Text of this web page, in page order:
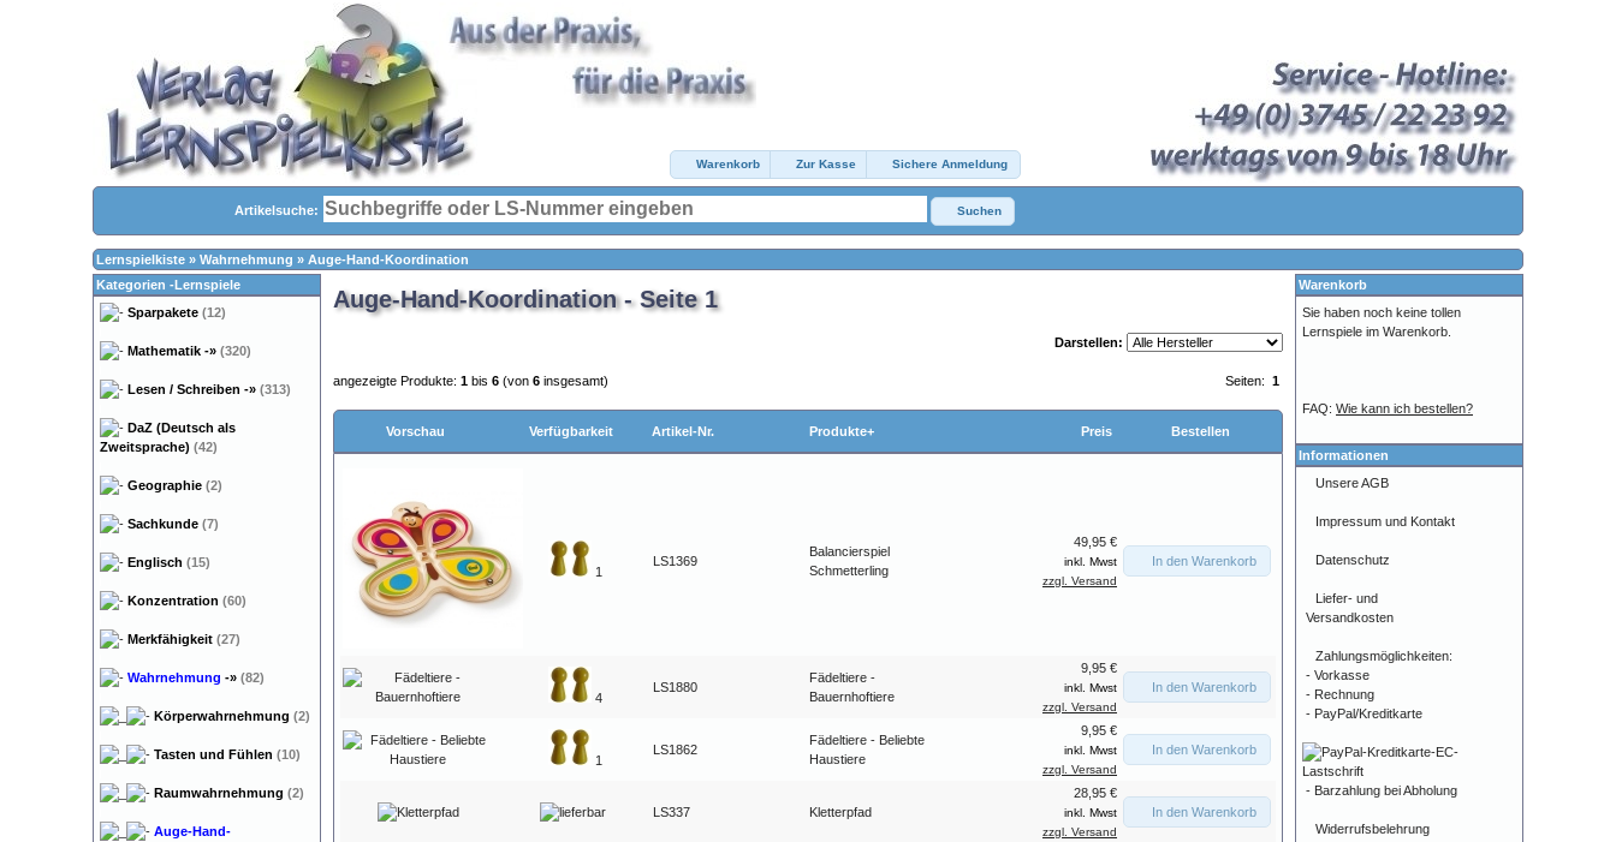
Warenkorb Zur Kasse Sichere Anmeldung
Artikelsuche: Suchen
Lernspielkiste » Wahrnehmung » Auge-Hand-Koordination
Auge-Hand-Koordination - Seite 1
Darstellen:
Seiten: 1
angezeigte Produkte: 1 bis 6 (von 6 insgesamt)
Vorschau Verfügbarkeit Artikel-Nr. Produkte+ Preis Bestellen
1
LS1369
Balancierspiel
Schmetterling
49,95 €
inkl. Mwst
zzgl. Versand
In den Warenkorb
4
LS1880
Fädeltiere -
Bauernhoftiere
9,95 €
inkl. Mwst
zzgl. Versand
In den Warenkorb
1
LS1862
Fädeltiere - Beliebte
Haustiere
9,95 €
inkl. Mwst
zzgl. Versand
In den Warenkorb
LS337 Kletterpfad
28,95 €
inkl. Mwst
zzgl. Versand
In den Warenkorb
Kategorien -Lernspiele
Sparpakete (12)
Mathematik -» (320)
Lesen / Schreiben -» (313)
DaZ (Deutsch als
Zweitsprache) (42)
Geographie (2)
Sachkunde (7)
Englisch (15)
Konzentration (60)
Merkfähigkeit (27)
Wahrnehmung -» (82)
Körperwahrnehmung (2)
Tasten und Fühlen (10)
Raumwahrnehmung (2)
Auge-Hand-
Warenkorb
Sie haben noch keine tollen
Lernspiele im Warenkorb.
FAQ: Wie kann ich bestellen?
Informationen
Unsere AGB
Impressum und Kontakt
Datenschutz
Liefer- und
Versandkosten
Zahlungsmöglichkeiten:
- Vorkasse
- Rechnung
- PayPal/Kreditkarte
- Barzahlung bei Abholung
Widerrufsbelehrung